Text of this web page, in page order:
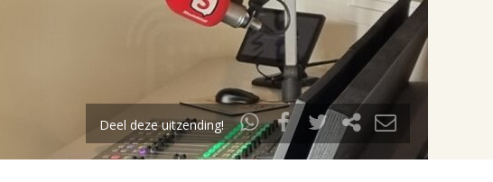
Deel deze uitzending!